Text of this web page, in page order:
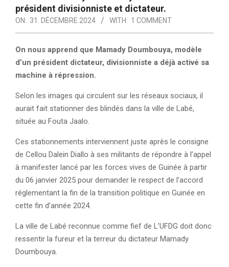
président divisionniste et dictateur.
ON: 31. DÉCEMBRE 2024 WITH: 1 COMMENT
On nous apprend que Mamady Doumbouya, modèle
d’un président dictateur, divisionniste a déjà activé sa
machine à répression.
Selon les images qui circulent sur les réseaux sociaux, il
aurait fait stationner des blindés dans la ville de Labé,
située au Fouta Jaalo.
Ces stationnements interviennent juste après le consigne
de Cellou Dalein Diallo à ses militants de répondre à l’appel
à manifester lancé par les forces vives de Guinée à partir
du 06 janvier 2025 pour demander le respect de l’accord
réglementant la fin de la transition politique en Guinée en
cette fin d’année 2024.
La ville de Labé reconnue comme fief de L’UFDG doit donc
ressentir la fureur et la terreur du dictateur Mamady
Doumbouya.